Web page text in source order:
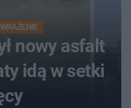
nowy asfalt
idą w setki